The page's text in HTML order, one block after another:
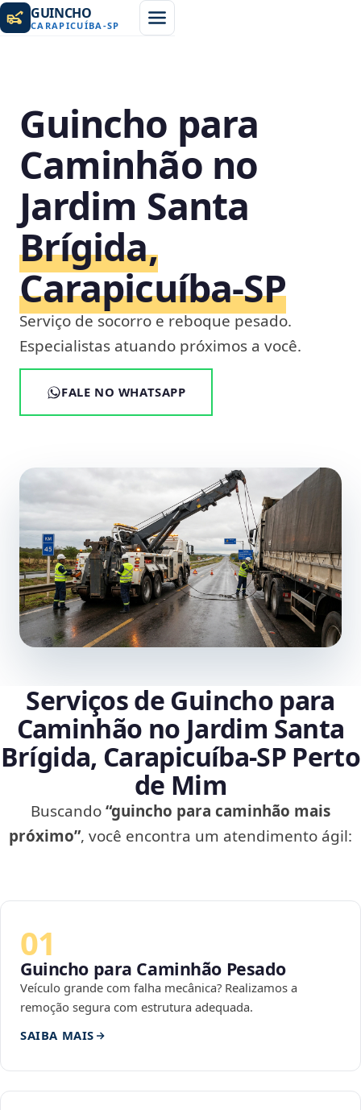
GUINCHO
CARAPICUÍBA -SP
Guincho para
Caminhão no
Jardim Santa
Brígida,
Carapicuíba‑SP
Serviço de socorro e reboque pesado.
Especialistas atuando próximos a você.
FALE NO WHATSAPP
Serviços de Guincho para
Caminhão no Jardim Santa
Brígida, Carapicuíba‑SP Perto
de Mim
Buscando“guincho para caminhão mais
próximo”, você encontra um atendimento ágil:
01
Guincho para Caminhão Pesado
Veículo grande com falha mecânica? Realizamos a
remoção segura com estrutura adequada.
SAIBA MAIS